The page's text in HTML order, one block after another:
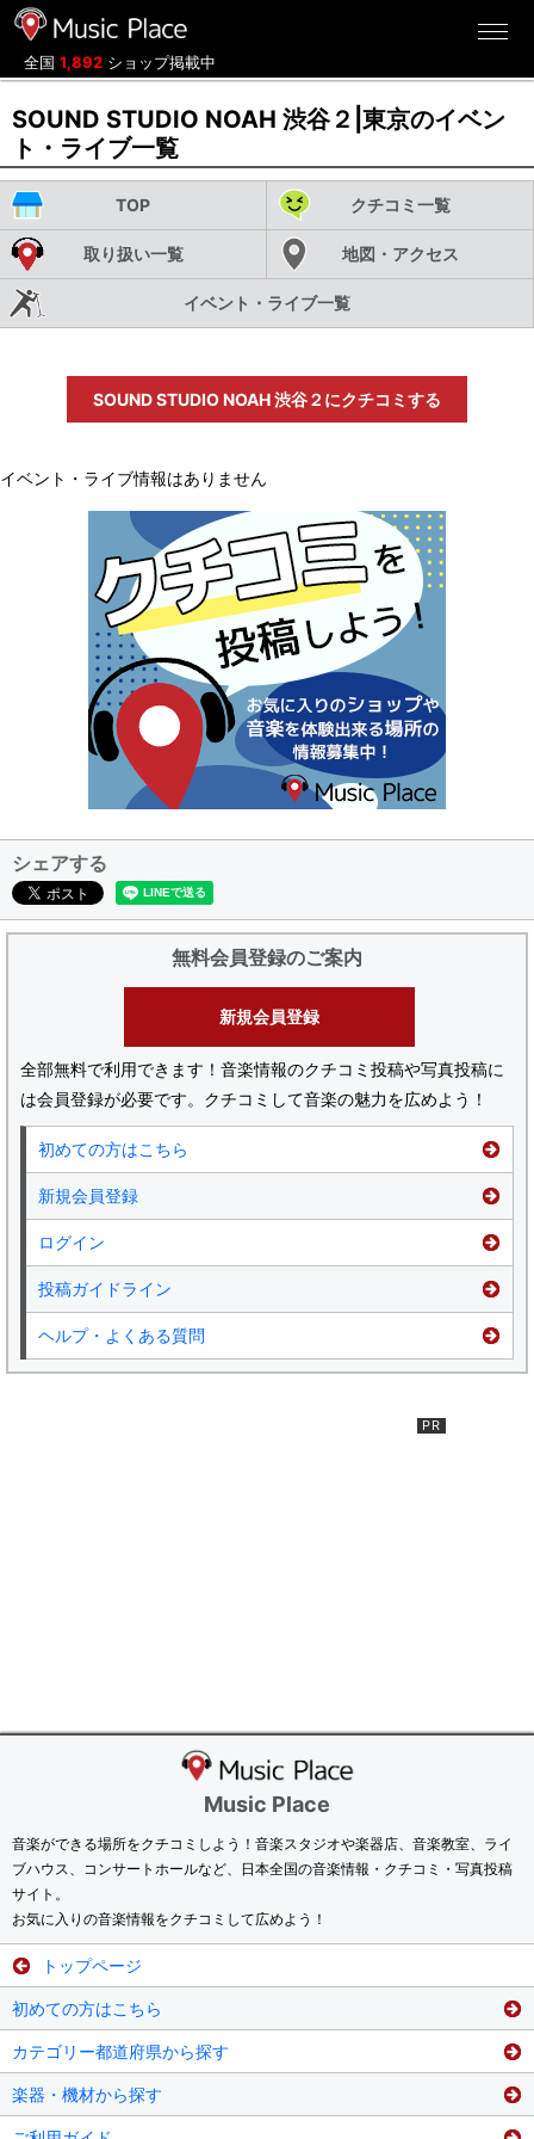
全国 1,892 ショップ掲載中
SOUND STUDIO NOAH 渋谷２|東京のイベン
ト・ライブ一覧
TOP クチコミ一覧
取り扱い一覧 地図・アクセス
イベント・ライブ一覧
SOUND STUDIO NOAH 渋谷２にクチコミする
イベント・ライブ情報はありません
シェアする
無料会員登録のご案内
新規会員登録
全部無料で利用できます！音楽情報のクチコミ投稿や写真投稿に
は会員登録が必要です。クチコミして音楽の魅力を広めよう！
初めての方はこちら
新規会員登録
ログイン
投稿ガイドライン
ヘルプ・よくある質問
Music Place
音楽ができる場所をクチコミしよう！音楽スタジオや楽器店、音楽教室、ライ
ブハウス、コンサートホールなど、日本全国の音楽情報・クチコミ・写真投稿
サイト。
お気に入りの音楽情報をクチコミして広めよう！
トップページ
初めての方はこちら
カテゴリー都道府県から探す
楽器・機材から探す